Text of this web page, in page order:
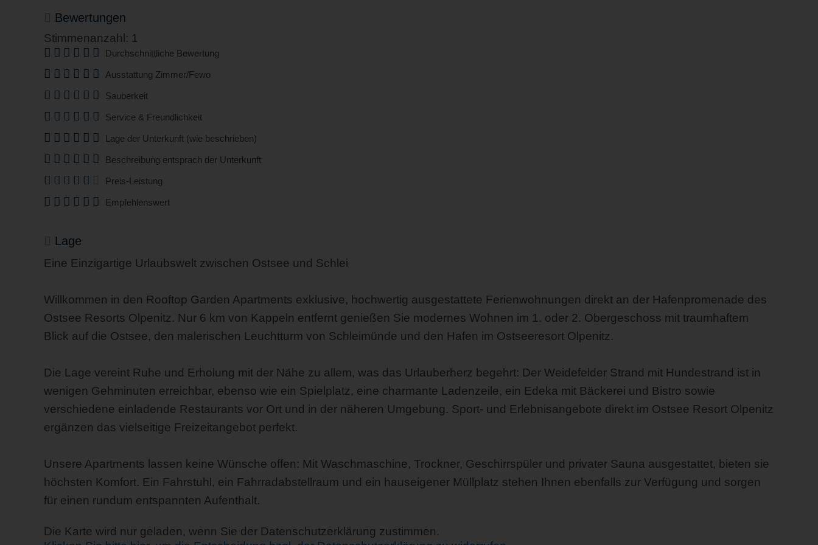
Bewertungen
Stimmenanzahl: 1
Durchschnittliche Bewertung
Ausstattung Zimmer/Fewo
Sauberkeit
Service & Freundlichkeit
Lage der Unterkunft (wie beschrieben)
Beschreibung entsprach der Unterkunft
Preis-Leistung
Empfehlenswert
Lage
Eine Einzigartige Urlaubswelt zwischen Ostsee und Schlei
Willkommen in den Rooftop Garden Apartments exklusive, hochwertig ausgestattete Ferienwohnungen direkt an der Hafenpromenade des
Ostsee Resorts Olpenitz. Nur 6 km von Kappeln entfernt genießen Sie modernes Wohnen im 1. oder 2. Obergeschoss mit traumhaftem
Blick auf die Ostsee, den malerischen Leuchtturm von Schleimünde und den Hafen im Ostseeresort Olpenitz.
Die Lage vereint Ruhe und Erholung mit der Nähe zu allem, was das Urlauberherz begehrt: Der Weidefelder Strand mit Hundestrand ist in
wenigen Gehminuten erreichbar, ebenso wie ein Spielplatz, eine charmante Ladenzeile, ein Edeka mit Bäckerei und Bistro sowie
verschiedene einladende Restaurants vor Ort und in der näheren Umgebung. Sport- und Erlebnisangebote direkt im Ostsee Resort Olpenitz
ergänzen das vielseitige Freizeitangebot perfekt.
Unsere Apartments lassen keine Wünsche offen: Mit Waschmaschine, Trockner, Geschirrspüler und privater Sauna ausgestattet, bieten sie
höchsten Komfort. Ein Fahrstuhl, ein Fahrradabstellraum und ein hauseigener Müllplatz stehen Ihnen ebenfalls zur Verfügung und sorgen
für einen rundum entspannten Aufenthalt.
Die Karte wird nur geladen, wenn Sie der Datenschutzerklärung zustimmen.